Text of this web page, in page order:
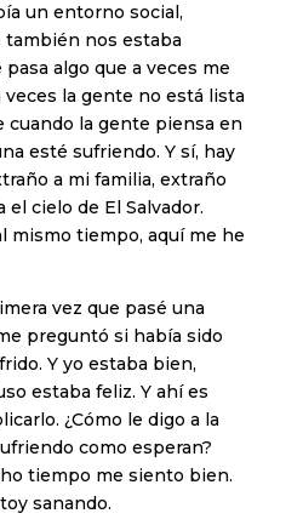
un entorno social,
nos estaba
algo que a veces me
la gente no está lista
cuando la gente piensa en
esté sufriendo. Y sí, hay
a mi familia, extraño
el cielo de El Salvador.
mismo tiempo, aquí me he
vez que pasé una
preguntó si había sido
Y yo estaba bien,
estaba feliz. Y ahí es
¿Cómo le digo a la
como esperan?
tiempo me siento bien.
sanando.